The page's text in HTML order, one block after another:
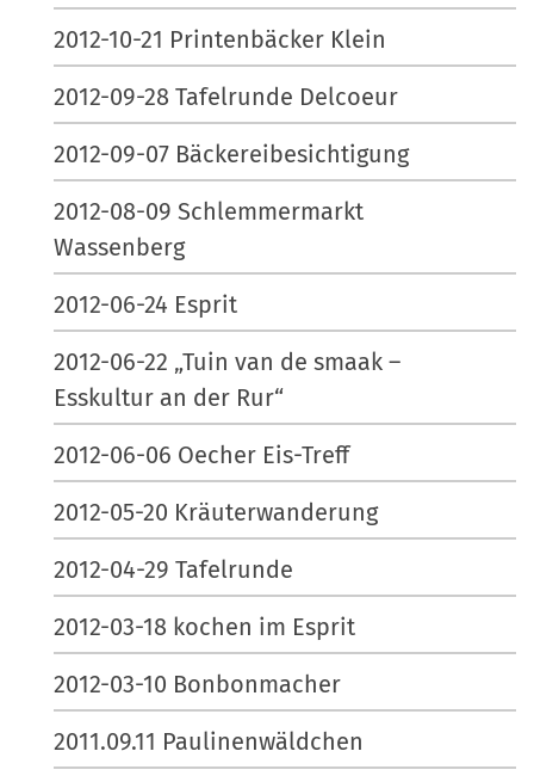
2012-10-21 Printenbäcker Klein
2012-09-28 Tafelrunde Delcoeur
2012-09-07 Bäckereibesichtigung
2012-08-09 Schlemmermarkt
Wassenberg
2012-06-24 Esprit
2012-06-22 „Tuin van de smaak –
Esskultur an der Rur“
2012-06-06 Oecher Eis-Treff
2012-05-20 Kräuterwanderung
2012-04-29 Tafelrunde
2012-03-18 kochen im Esprit
2012-03-10 Bonbonmacher
2011.09.11 Paulinenwäldchen